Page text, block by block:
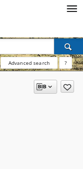
Advanced search ?